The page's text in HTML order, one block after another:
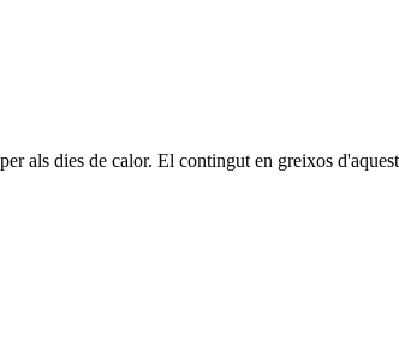
als dies de calor. El contingut en greixos